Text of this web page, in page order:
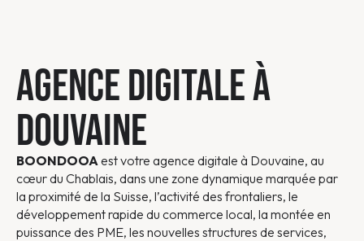
AGENCE DIGITALE À
DOUVAINE
BOONDOOAest votre agence digitale à Douvaine, au
cœur du Chablais, dans une zone dynamique marquée par
la proximité de la Suisse, l’activité des frontaliers, le
développement rapide du commerce local, la montée en
puissance des PME, les nouvelles structures de services,